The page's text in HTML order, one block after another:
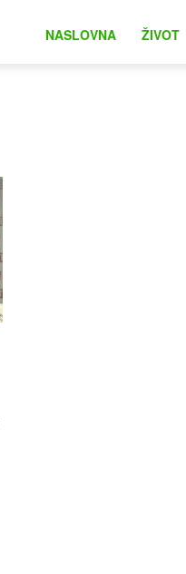
NASLOVNA ŽIVOT